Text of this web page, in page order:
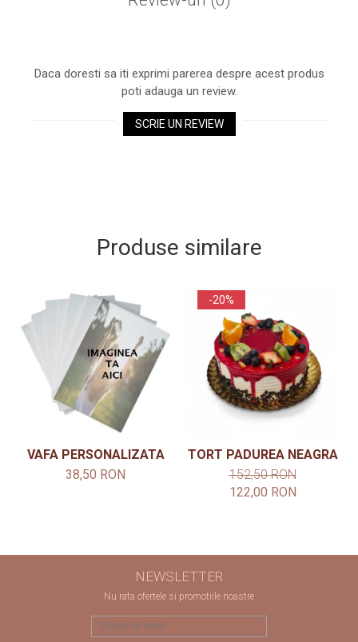
Daca doresti sa iti exprimi parerea despre acest produs
poti adauga un review.
SCRIE UN REVIEW
Produse similare
VAFA PERSONALIZATA
38,50 RON
-20%
TORT PADUREA NEAGRA
152,50 RON
122,00 RON
NEWSLETTER
Nu rata ofertele si promotiile noastre